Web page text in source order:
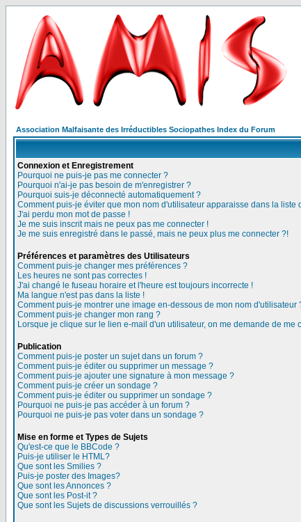
Association Malfaisante des Irréductibles Sociopathes Index du Forum
Connexion et Enregistrement
Pourquoi ne puis-je pas me connecter ?
Pourquoi n'ai-je pas besoin de m'enregistrer ?
Pourquoi suis-je déconnecté automatiquement ?
Comment puis-je éviter que mon nom d'utilisateur apparaisse dans la liste
J'ai perdu mon mot de passe !
Je me suis inscrit mais ne peux pas me connecter !
Je me suis enregistré dans le passé, mais ne peux plus me connecter ?!
Préférences et paramètres des Utilisateurs
Comment puis-je changer mes préférences ?
Les heures ne sont pas correctes !
J'ai changé le fuseau horaire et l'heure est toujours incorrecte !
Ma langue n'est pas dans la liste !
Comment puis-je montrer une image en-dessous de mon nom d'utilisateur
Comment puis-je changer mon rang ?
Lorsque je clique sur le lien e-mail d'un utilisateur, on me demande de me
Publication
Comment puis-je poster un sujet dans un forum ?
Comment puis-je éditer ou supprimer un message ?
Comment puis-je ajouter une signature à mon message ?
Comment puis-je créer un sondage ?
Comment puis-je éditer ou supprimer un sondage ?
Pourquoi ne puis-je pas accéder à un forum ?
Pourquoi ne puis-je pas voter dans un sondage ?
Mise en forme et Types de Sujets
Qu'est-ce que le BBCode ?
Puis-je utiliser le HTML?
Que sont les Smilies ?
Puis-je poster des Images?
Que sont les Annonces ?
Que sont les Post-it ?
Que sont les Sujets de discussions verrouillés ?